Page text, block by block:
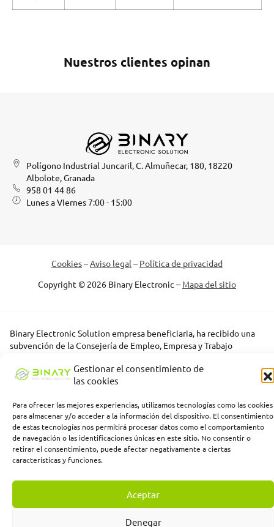
Gestionar el consentimiento de
las cookies
Para ofrecer las mejores experiencias, utilizamos tecnologías como las cookies
para almacenar y/o acceder a la información del dispositivo. El consentimiento
de estas tecnologías nos permitirá procesar datos como el comportamiento
de navegación o las identificaciones únicas en este sitio. No consentir o
retirar el consentimiento, puede afectar negativamente a ciertas
características y funciones.
Aceptar
Denegar
Nuestros clientes opinan
Polígono Industrial Juncaril, C. Almuñecar, 180, 18220
Albolote, Granada
958 01 44 86
Lunes a VIernes 7:00 - 15:00
Cookies–Aviso legal – Política de privacidad
Copyright © 2026 Binary Electronic – Mapa del sitio
Binary Electronic Solution empresa beneficiaria, ha recibido una
subvención de la Consejería de Empleo, Empresa y Trabajo
Europea con cargo al Programa FSE+ Andalucía 2021-2027,
enmarcada en el Programa Emplea-T, para la inserción laboral y el
Autónoma de Andalucía. Línea 2. Incentivo a la segunda o
sucesivas contrataciones indefinidas ordinarias por parte de
personas trabajadoras autónomas, y a cualquier contratación
indefinida ordinaria por parte de pymes.